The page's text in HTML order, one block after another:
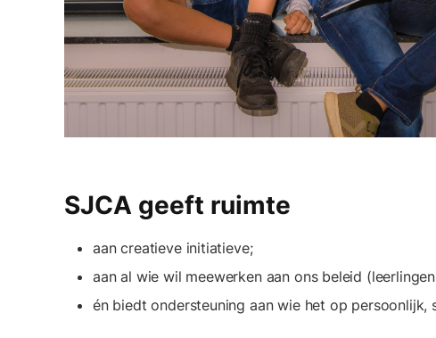
SJCA geeft ruimte
aan creatieve initiatieve;
aan al wie wil meewerken aan ons beleid
én biedt ondersteuning aan wie het op